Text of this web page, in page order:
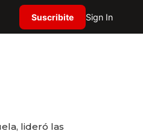
Suscribite Sign In
lideró las